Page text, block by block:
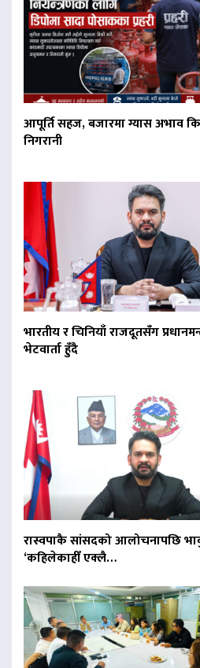
आपूर्ति सहज, बजारमा ग्यास अभाव
निगरानी
भारतीय र चिनियाँ राजदूतसँग
भेटवार्ता हुँदै
रास्वपाकै सांसदको आलोचनापछि
‘कहिलेकाहीँ एक्लै…